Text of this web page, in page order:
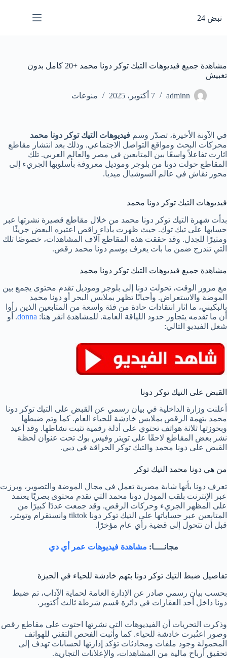
المحتوى
نبض 24
مشاهدة جميع فيديوهات التيك توكر دونا محمد +20 كامل بدون
تغبيش
adminn 7 أكتوبر، 2025 منوعات
في الآونة الأخيرة، تصدّر وسم فيديوهات التيك توكر دونا محمد
محركات البحث ومواقع التواصل الاجتماعي. وذلك بعد انتشار مقاطع
اثارت تفاعلاً واسعًا بين المتابعين في مصر والعالم العربي. تلك
المقاطع حولت دونا من بلوجر وموديل معروفة بأسلوبها الجريء إلى
محور نقاش في عالم السوشيال ميديا.
فيديوهات التيك توكر دونا محمد
بدأت شهرة التيك توكر دونا محمد من خلال مقاطع قصيرة نشرتها عبر
حسابها على تيك توك. حيث ظهرت بأداء راقص اعتبره البعض جريئًا
ومثيرًا للجدل. وقد حققت هذه المقاطع آلاف المشاهدات، خصوصًا تلك
التي تندرج ضمن ما بات يعرف بوسم دونا محمد رقص.
مشاهدة جميع فيديوهات التيك توكر دونا محمد
مع مرور الوقت، تحولت دونا إلى بلوجر وموديل تقدم محتوى يجمع بين
الموضة والاستعراض. وأحيانًا تظهر بملابس البحر أو دونا محمد
بالبكيني، ما اثار انتقادات حادة من فئة واسعة من المتابعين الذين رأوا
أن ما تقدمه يتجاوز حدود اللياقة العامة. للمشاهدة انقر هنا: donna. أو
شغل الفيديو التالي:
القبض على التيك توكر دونا
أعلنت وزارة الداخلية في بيان رسمي عن القبض على التيك توكر دونا
محمد بتهمة الرقص بملابس خادشة للحياء العام. كما وتم ضبطها
وبحوزتها ثلاثة هواتف تحتوي على أدلة رقمية تثبت نشاطها. وقد أعيد
نشر بعض المقاطع لاحقًا على تويتر وفيس بوك تحت عنوان لحظة
القبض على دونا محمد والتيك توكر الحراقة في دبي.
من هي دونا محمد التيك توكر
تعرف دونا بأنها شابة مصرية تعمل في مجال الموضة والتصوير، وبرزت
عبر الإنترنت بلقب المودل دونا محمد التي تقدم محتوى بصريًا يعتمد
على المظهر الجريء وحركات الرقص. وقد جمعت عددًا كبيرًا من
المتابعين عبر حساباتها على التيك توكر دونا tiktok وانستقرام وتويتر،
قبل أن تتحول إلى قضية رأي عام مؤخرًا.
مجانــــا: مشاهدة فيديوهات عمر أي دي
تفاصيل ضبط التيك توكر دونا بتهم خادشة للحياء في الجيزة
بحسب بيان رسمي صادر عن الإدارة العامة لحماية الآداب، تم ضبط
دونا داخل أحد العقارات في دائرة قسم شرطة ثالث أكتوبر.
وذكرت التحريات أن الفيديوهات التي نشرتها احتوت على مقاطع رقص
وصور اعتُبرت خادشة للحياء. كما وأثبت الفحص التقني للهواتف
المحمولة وجود ملفات ومحادثات تؤكد إدارتها لحسابات تهدف إلى
تحقيق أرباح مالية من المشاهدات، والإعلانات التجارية.